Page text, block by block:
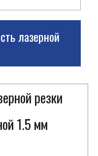
лазерной
резки
1.5 мм